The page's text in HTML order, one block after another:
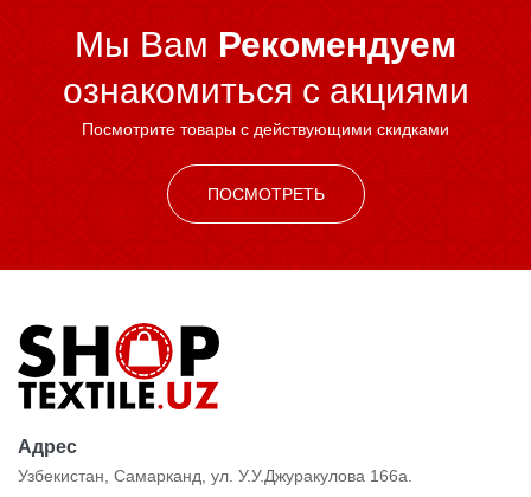
Мы Вам Рекомендуем
ознакомиться c акциями
Посмотрите товары с действующими скидками
ПОСМОТРЕТЬ
Адрес
Узбекистан, Самарканд, ул. У.У.Джуракулова 166а.